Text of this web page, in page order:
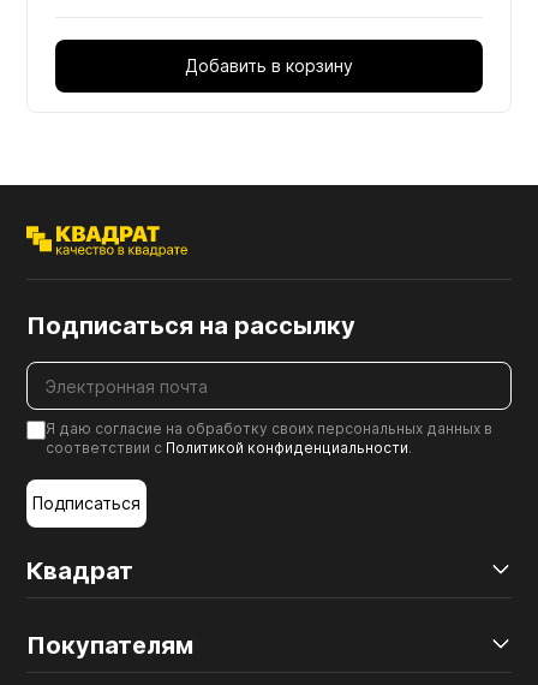
Добавить в корзину
Квадрат
Покупателям
Подписаться на рассылку
Я даю согласие на обработку своих персональных данных в
соответствии с Политикой конфиденциальности.
Подписаться